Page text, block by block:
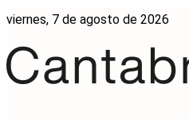
viernes, 7 de agosto de 2026